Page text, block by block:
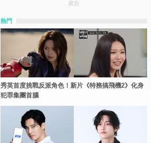
廣告
熱門
秀英首度挑戰反派角色！新片《特務搞飛機2》化身
犯罪集團首腦